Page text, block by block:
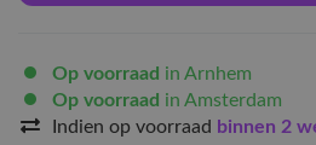
Op voorraad in Arnhem
Op voorraad in Amsterdam
Indien op voorraad binnen 2